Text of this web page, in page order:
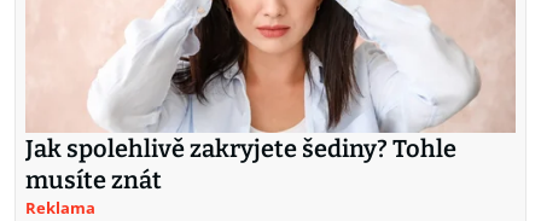
Jak spolehlivě zakryjete šediny? Tohle
musíte znát
Reklama